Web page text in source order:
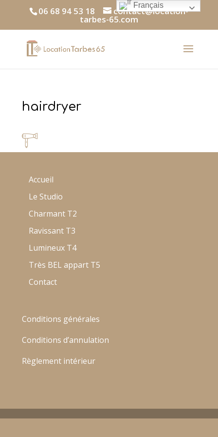
06 68 94 53 18 contact@location-
tarbes-65.com
hairdryer
Accueil
Le Studio
Charmant T2
Ravissant T3
Lumineux T4
Très BEL appart T5
Contact
Conditions générales
Conditions d’annulation
Règlement intérieur
Français